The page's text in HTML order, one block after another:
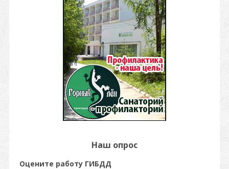
Наш опрос
Оцените работу ГИБДД